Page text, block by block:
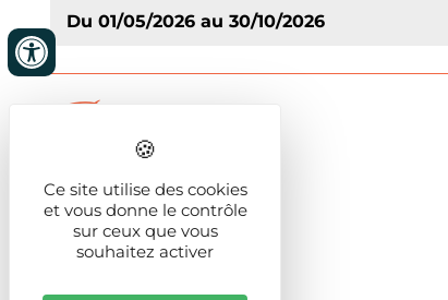
Du 01/05/2026 au 30/10/2026
Présentation
Durée 2h
Ce site utilise des cookies
et vous donne le contrôle
sur ceux que vous
souhaitez activer